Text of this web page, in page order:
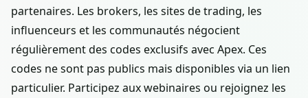
partenaires. Les brokers, les sites de trading, les
influenceurs et les communautés négocient
régulièrement des codes exclusifs avec Apex. Ces
codes ne sont pas publics mais disponibles via un lien
particulier. Participez aux webinaires ou rejoignez les